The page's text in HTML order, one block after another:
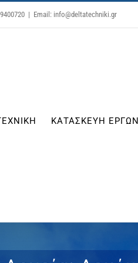
| Email: info@deltatechniki.gr
ΚΑΤΑΣΚΕΥΗ ΕΡΓΩΝ